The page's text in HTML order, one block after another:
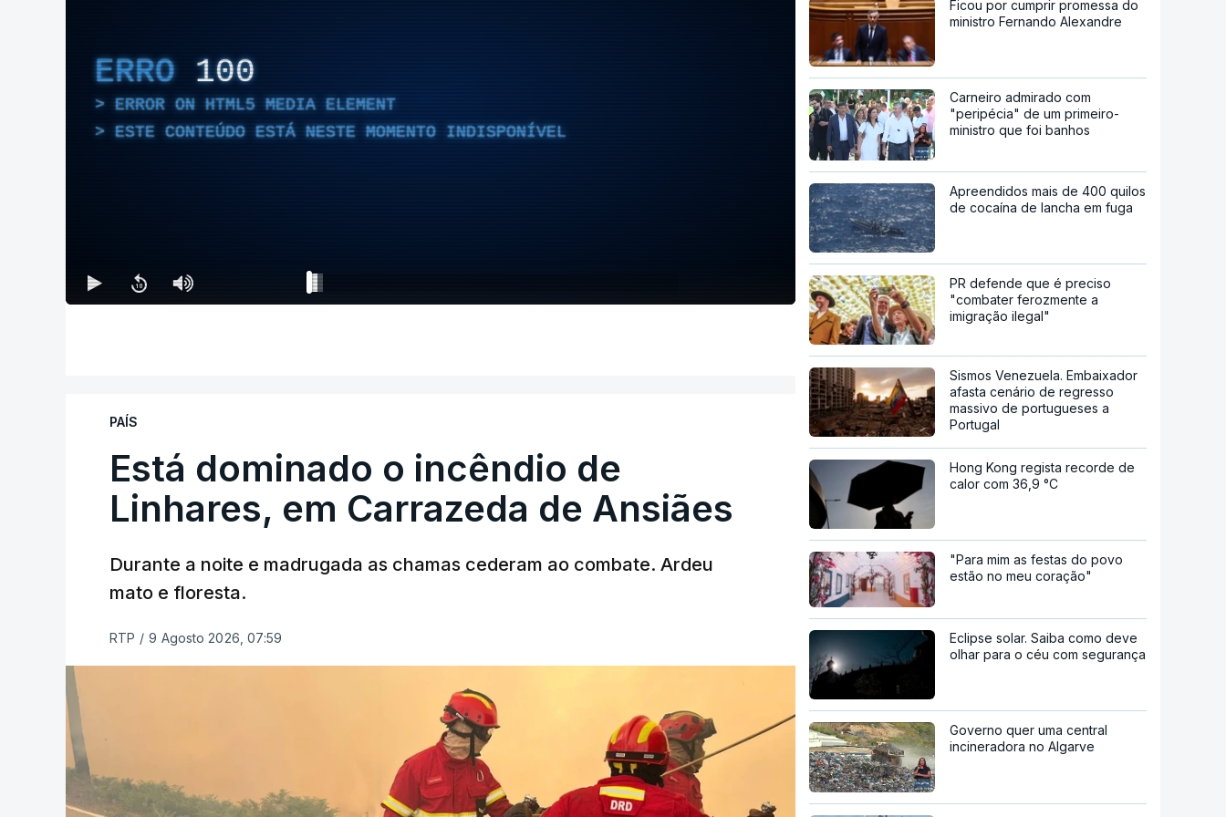
ERRO 100
ERROR ON HTML5 MEDIA ELEMENT
ESTE CONTEÚDO ESTÁ NESTE MOMENTO INDISPONÍVEL
PAÍS
Está dominado o incêndio de
Linhares, em Carrazeda de Ansiães
Durante a noite e madrugada as chamas cederam ao combate. Ardeu
mato e floresta.
RTP / 9 Agosto 2026, 07:59
Ficou por cumprir promessa do
ministro Fernando Alexandre
Carneiro admirado com
"peripécia" de um primeiro-
ministro que foi banhos
Apreendidos mais de 400 quilos
de cocaína de lancha em fuga
PR defende que é preciso
"combater ferozmente a
imigração ilegal"
Sismos Venezuela. Embaixador
afasta cenário de regresso
massivo de portugueses a
Portugal
Hong Kong regista recorde de
calor com 36,9 °C
"Para mim as festas do povo
estão no meu coração"
Eclipse solar. Saiba como deve
olhar para o céu com segurança
Governo quer uma central
incineradora no Algarve